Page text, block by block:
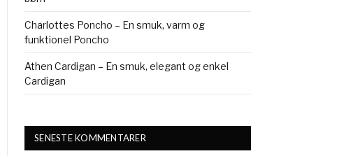
Charlottes Poncho – En smuk, varm og
funktionel Poncho
Athen Cardigan – En smuk, elegant og enkel
Cardigan
SENESTE KOMMENTARER